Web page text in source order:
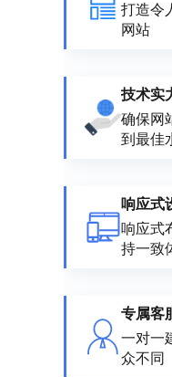
打造令
网站
技术实
确保网
到最佳
响应式
响应式
持一致
专属客
一对一
众不同